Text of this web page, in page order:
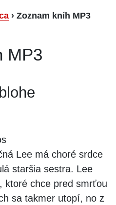
› Zoznam kníh MP3
MP3
Lee má choré srdce
staršia sestra. Lee
ktoré chce pred smrťou
sa takmer utopí, no z